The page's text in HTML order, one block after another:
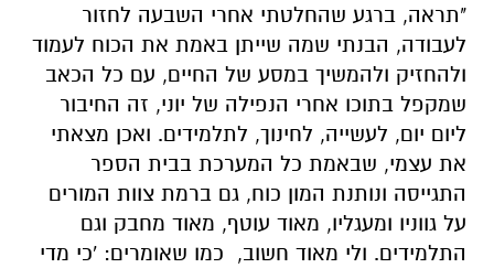
"תראה, ברגע שהחלטתי אחרי השבעה לחזור
לעבודה, הבנתי שמה שייתן באמת את הכוח לעמוד
ולהחזיק ולהמשיך במסע של החיים, עם כל הכאב
שמקפל בתוכו אחרי הנפילה של יוני, זה החיבור
ליום יום, לעשייה, לחינוך, לתלמידים. ואכן מצאתי
את עצמי, שבאמת כל המערכת בבית הספר
התגייסה ונותנת המון כוח, גם ברמת צוות המורים
על גווניו ומעגליו, מאוד עוטף, מאוד מחבק וגם
התלמידים. ולי מאוד חשוב, כמו שאומרים: 'כי מדי